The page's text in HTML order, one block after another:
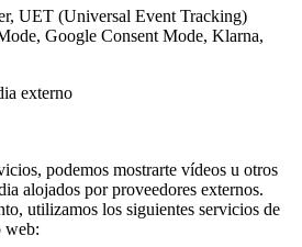
UET (Universal Event Tracking)
Google Consent Mode, Klarna,
externo
podemos mostrarte vídeos u otros
alojados por proveedores externos.
utilizamos los siguientes servicios de
web: